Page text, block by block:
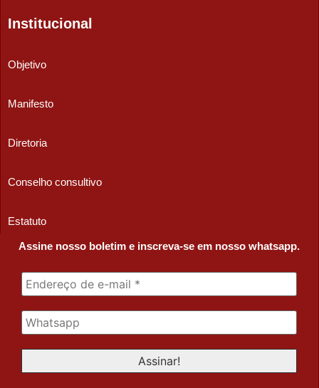
Institucional
Objetivo
Manifesto
Diretoria
Conselho consultivo
Estatuto
Assine nosso boletim e inscreva-se em nosso whatsapp.